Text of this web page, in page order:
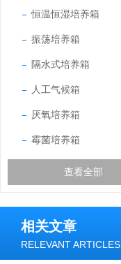
恒温恒湿培养箱
振荡培养箱
隔水式培养箱
人工气候箱
厌氧培养箱
霉菌培养箱
查看全部
相关文章
RELEVANT ARTICLES